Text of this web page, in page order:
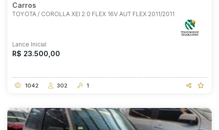
Carros
TOYOTA / COROLLA XEI 2.0 FLEX 16V AUT FLEX 2011/2011
Lance Inicial
R$ 23.500,00
1042 302 1